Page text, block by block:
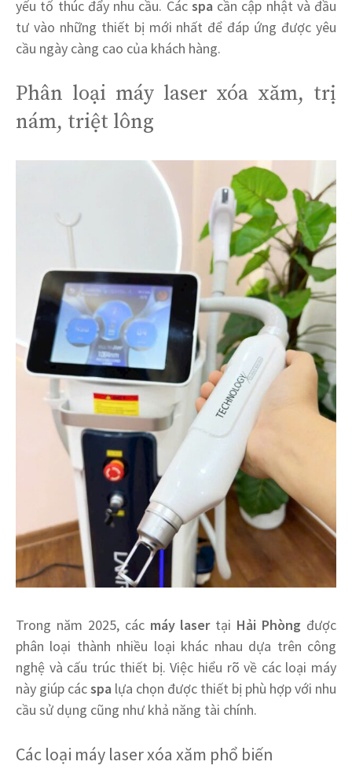
yếu tố thúc đẩy nhu cầu. Các spa cần cập nhật và đầu
tư vào những thiết bị mới nhất để đáp ứng được yêu
cầu ngày càng cao của khách hàng.
Phân loại máy laser xóa xăm, trị
nám, triệt lông
Trong năm 2025, các máy lasertại Hải Phòng được
phân loại thành nhiều loại khác nhau dựa trên công
nghệ và cấu trúc thiết bị. Việc hiểu rõ về các loại máy
này giúp cácspa lựa chọn được thiết bị phù hợp với nhu
cầu sử dụng cũng như khả năng tài chính.
Các loại máy laser xóa xăm phổ biến